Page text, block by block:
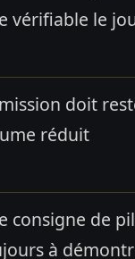
vérifiable le
doit
réduit
consigne de
à